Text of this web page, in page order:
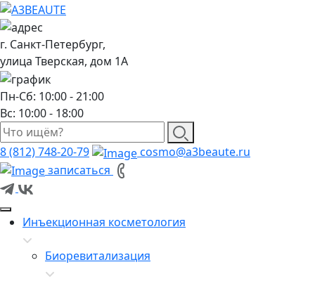
г. Санкт-Петербург,
улица Тверская, дом 1А
Пн-Сб: 10:00 - 21:00
Вс: 10:00 - 18:00
8 (812) 748-20-79
cosmo@a3beaute.ru
записаться
Инъекционная косметология
Биоревитализация